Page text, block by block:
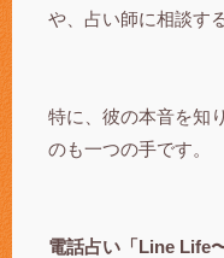
や、占い師に相談す
特に、彼の本音を知
のも一つの手です。
電話占い「Line Life